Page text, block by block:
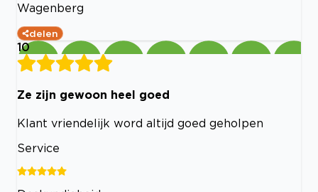
Wagenberg
delen
10
Ze zijn gewoon heel goed
Klant vriendelijk word altijd goed geholpen
Service